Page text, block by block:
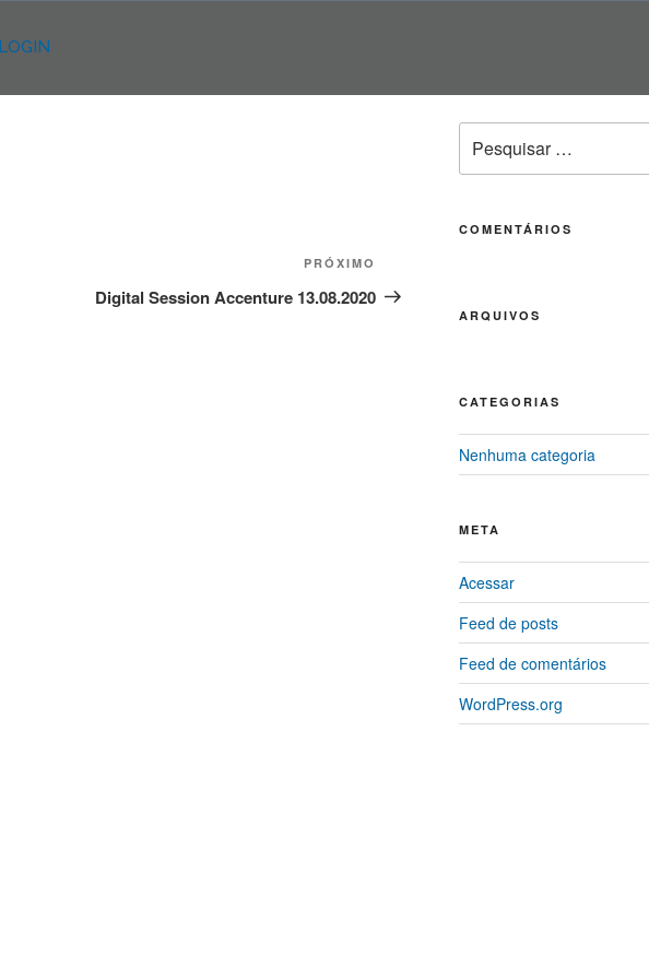
LOGIN
post
PRÓXIMO
Digital Session Accenture 13.08.2020
por:
COMENTÁRIOS
ARQUIVOS
CATEGORIAS
Nenhuma categoria
META
Acessar
Feed de posts
Feed de comentários
WordPress.org